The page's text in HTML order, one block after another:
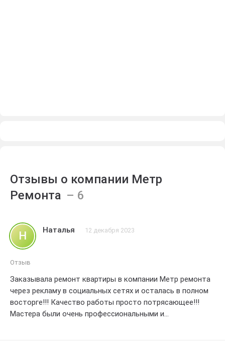
Отзывы о компании Метр
Ремонта
Н Наталья 12 декабря 2023
Отзыв
Заказывала ремонт квартиры в компании Метр ремонта
через рекламу в социальных сетях и осталась в полном
восторге!!! Качество работы просто потрясающее!!!
Мастера были очень профессиональными и